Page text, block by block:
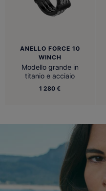
ANELLO FORCE 10
WINCH
Modello grande in
titanio e acciaio
1 280 €